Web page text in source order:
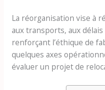
La réorganisation vise à
aux transports, aux
renforçant l’éthique de
quelques axes
évaluer un projet de